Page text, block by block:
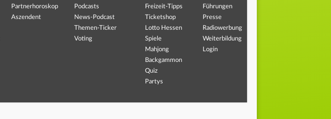
Partnerhoroskop
Aszendent
Podcasts
News-Podcast
Themen-Ticker
Voting
Freizeit-Tipps
Ticketshop
Lotto Hessen
Spiele
Mahjong
Backgammon
Quiz
Partys
Führungen
Presse
Radiowerbung
Weiterbildung
Login